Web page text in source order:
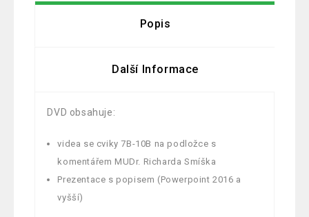
Popis
Další Informace
DVD obsahuje:
videa se cviky 7B-10B na podložce s
komentářem MUDr. Richarda Smíška
Prezentace s popisem (Powerpoint 2016 a
vyšší)